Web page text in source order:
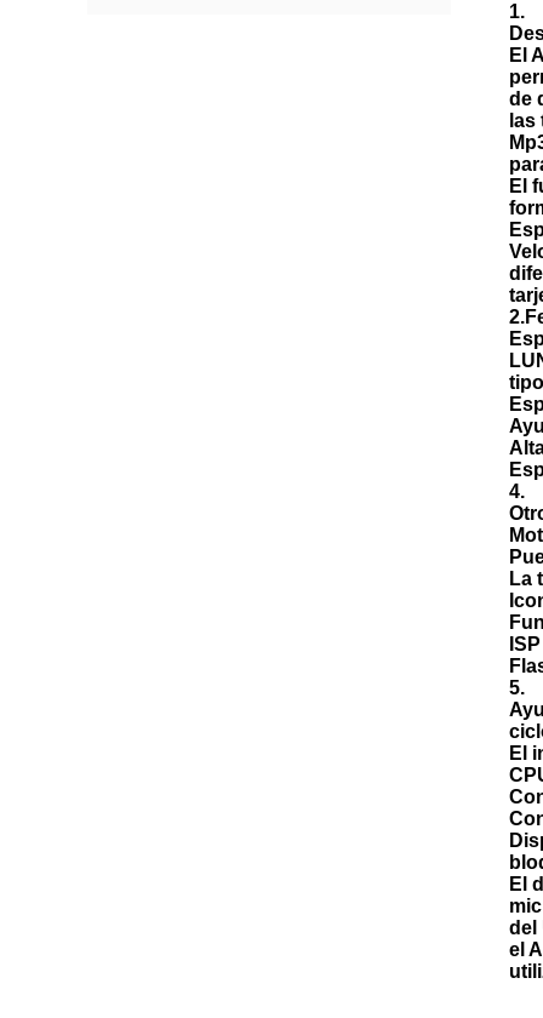
1.
El
de
El
4.
La
5.
El
El
del
el